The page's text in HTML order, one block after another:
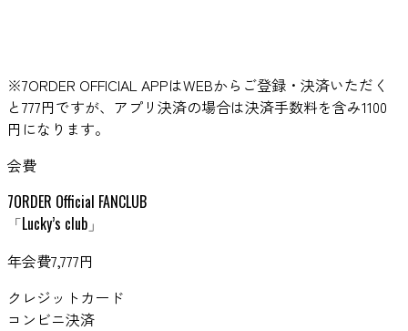
※7ORDER OFFICIAL APPはWEBからご登録・決済いただく
と777円ですが、アプリ決済の場合は決済手数料を含み1100
円になります。
会費
7ORDER Official FANCLUB
「Lucky’s club」
年会費7,777円
クレジットカード
コンビニ決済